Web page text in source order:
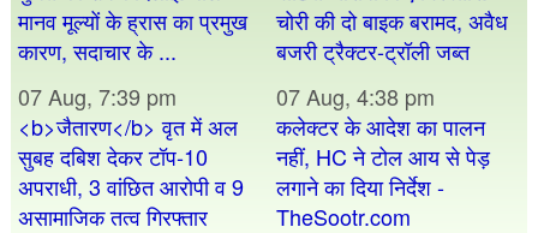
मानव मूल्यों के ह्रास का प्रमुख
कारण, सदाचार के ...
चोरी की दो बाइक बरामद, अवैध
बजरी ट्रैक्टर-ट्रॉली जब्त
07 Aug, 7:39 pm
<b>जैतारण</b> वृत में अल
सुबह दबिश देकर टॉप-10
अपराधी, 3 वांछित आरोपी व 9
असामाजिक तत्व गिरफ्तार
07 Aug, 4:38 pm
कलेक्टर के आदेश का पालन
नहीं, HC ने टोल आय से पेड़
लगाने का दिया निर्देश -
TheSootr.com